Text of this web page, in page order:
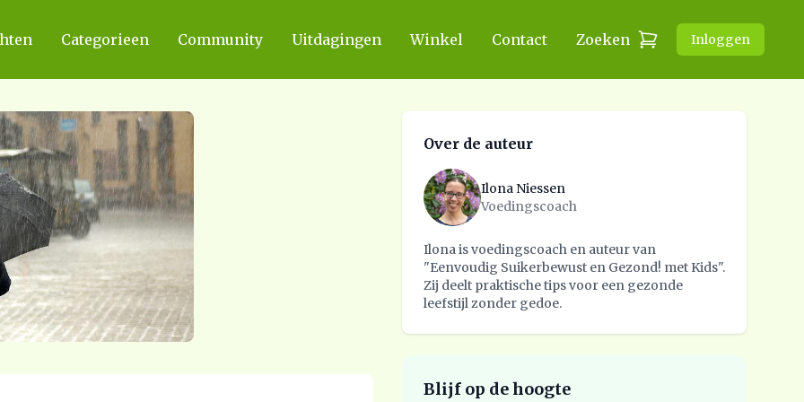
Categorieen Community Uitdagingen Winkel Contact Zoeken Inloggen
Over de auteur
Ilona Niessen
Voedingscoach
Ilona is voedingscoach en auteur van
"Eenvoudig Suikerbewust en Gezond! met Kids".
Zij deelt praktische tips voor een gezonde
leefstijl zonder gedoe.
Blijf op de hoogte